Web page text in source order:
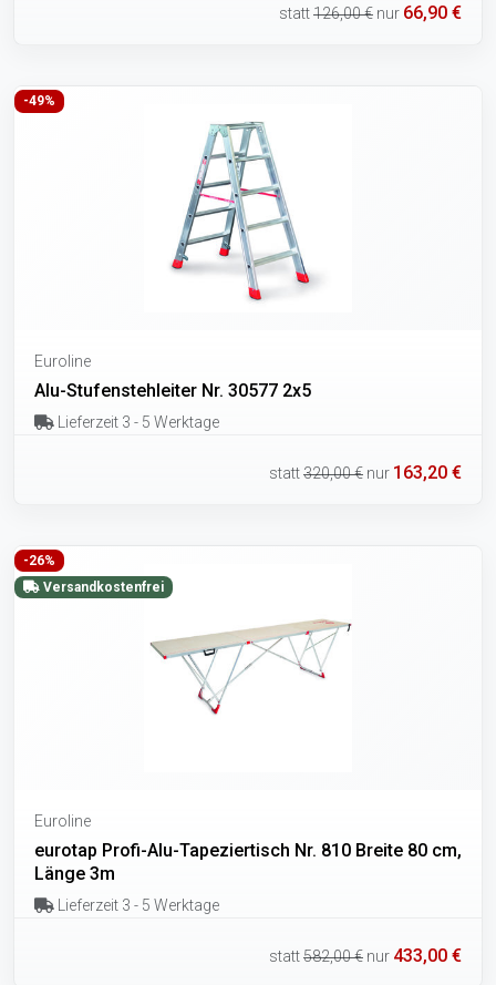
statt126,00 € nur 66,90 €
-49%
Euroline
Alu-Stufenstehleiter Nr. 30577 2x5
Lieferzeit 3 - 5 Werktage
statt320,00 € nur 163,20 €
-26%
Versandkostenfrei
Euroline
eurotap Profi-Alu-Tapeziertisch Nr. 810 Breite 80 cm,
Länge 3m
Lieferzeit 3 - 5 Werktage
statt582,00 € nur 433,00 €